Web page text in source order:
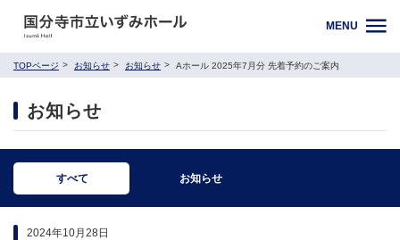
MENU
TOPページ お知らせ お知らせ Aホール 2025年7月分 先着予約のご案内
お知らせ
すべて お知らせ
2024年10月28日